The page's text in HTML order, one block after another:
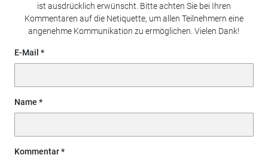
ist ausdrücklich erwünscht. Bitte achten Sie bei Ihren
Kommentaren auf die Netiquette, um allen Teilnehmern eine
angenehme Kommunikation zu ermöglichen. Vielen Dank!
E-Mail
Name
Kommentar